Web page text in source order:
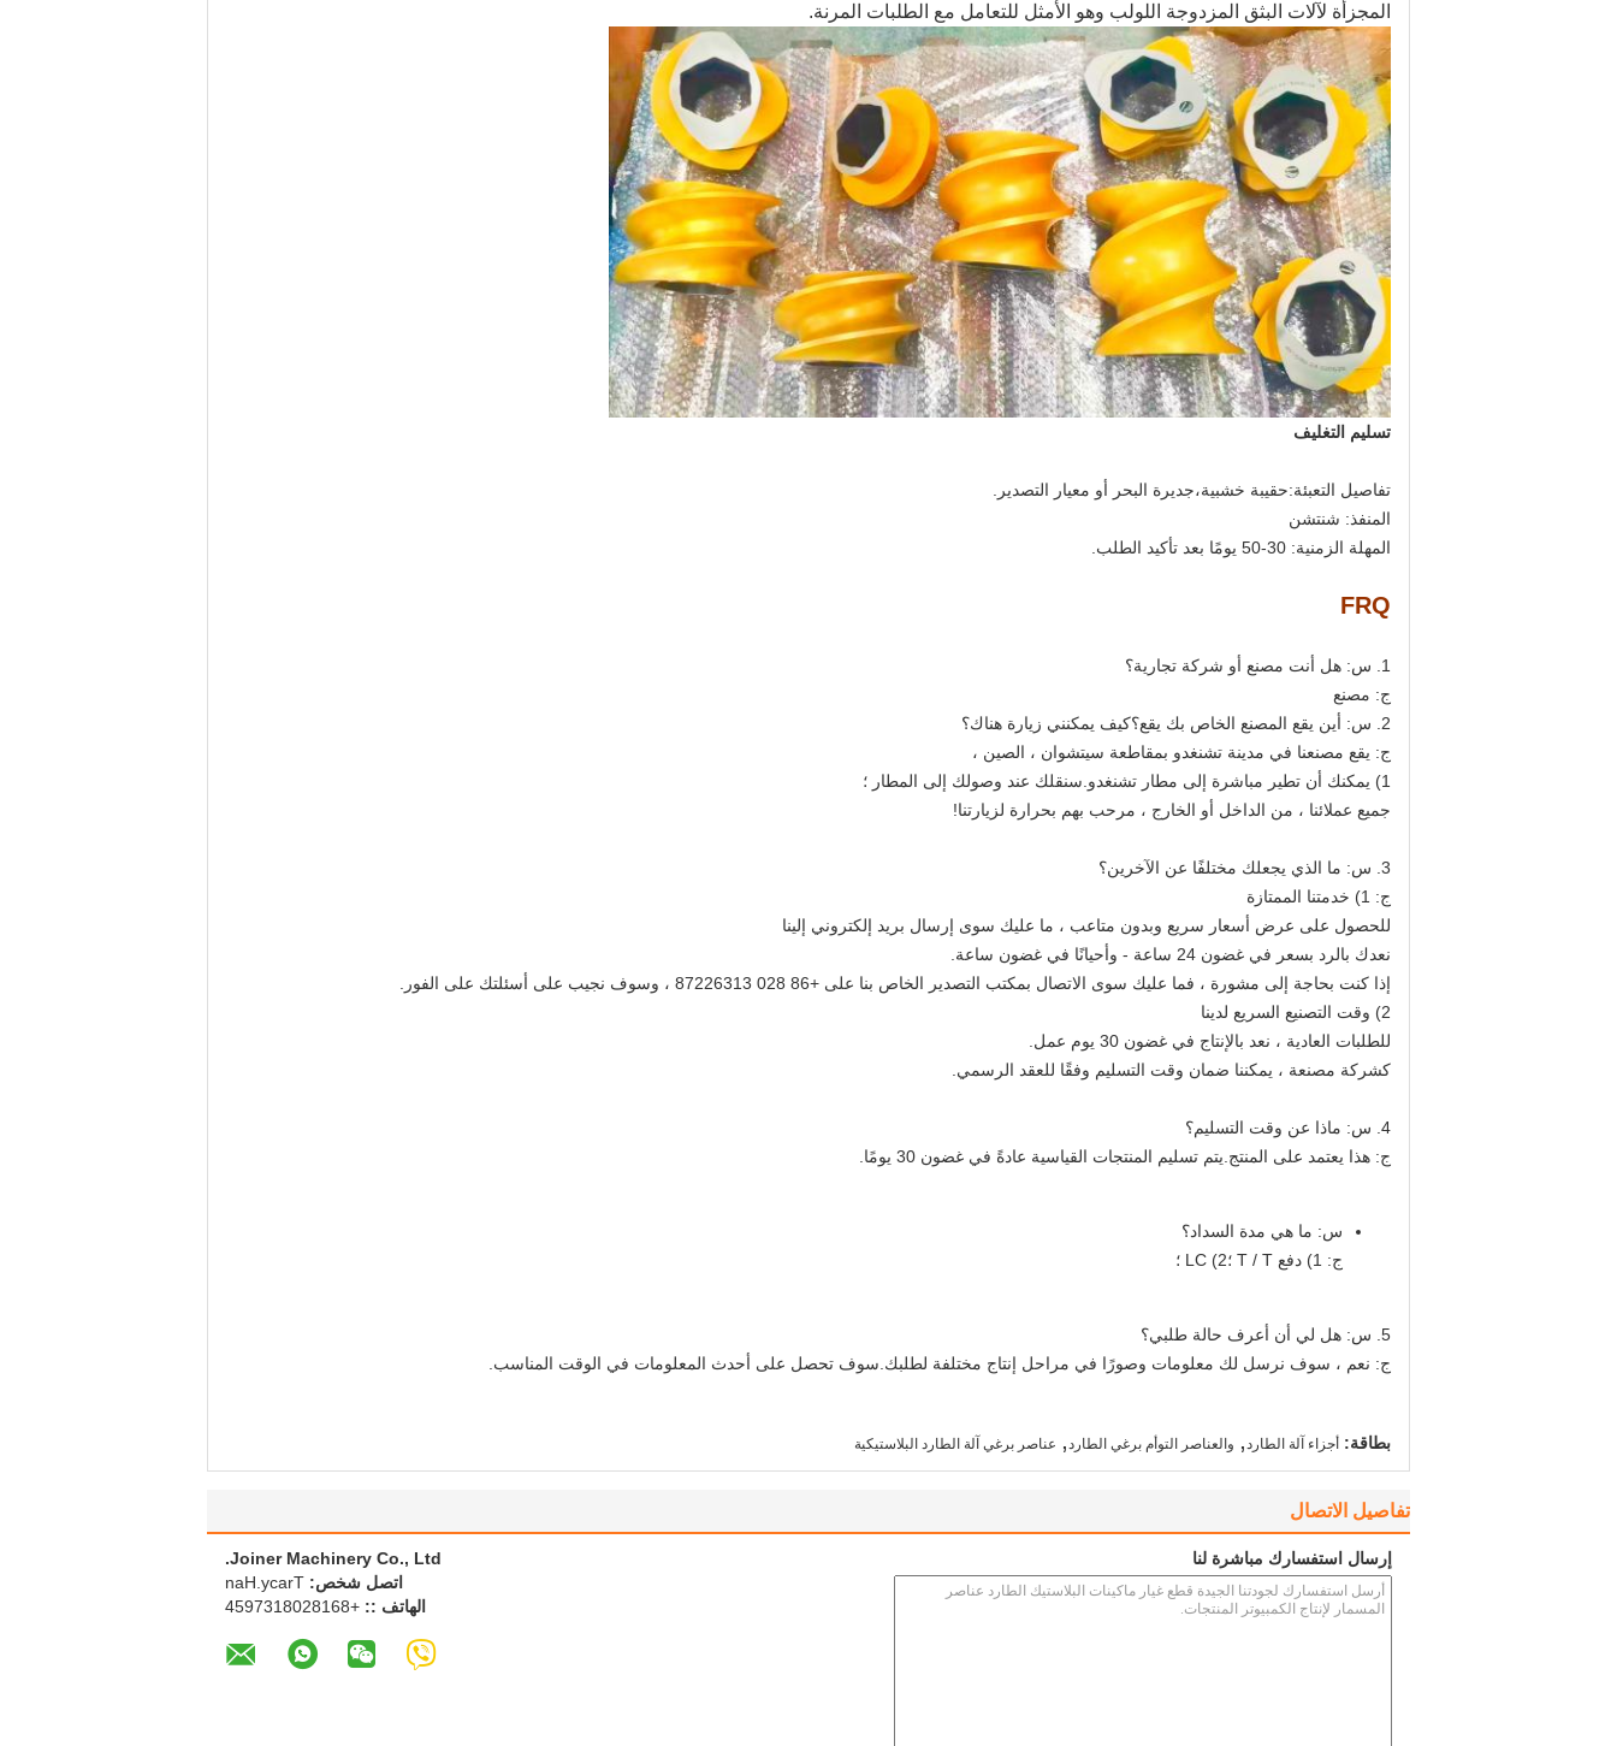
المجزأة لآلات البثق المزدوجة اللولب وهو الأمثل للتعامل مع الطلبات المرنة.
تسليم التغليف
تفاصيل التعبئة:حقيبة خشبية،جديرة البحر أو معيار التصدير.
المنفذ: شنتشن
المهلة الزمنية: 30-50 يومًا بعد تأكيد الطلب.
FRQ
1. س: هل أنت مصنع أو شركة تجارية؟
ج: مصنع
2. س: أين يقع المصنع الخاص بك يقع؟كيف يمكنني زيارة هناك؟
ج: يقع مصنعنا في مدينة تشنغدو بمقاطعة سيتشوان ، الصين ،
1) يمكنك أن تطير مباشرة إلى مطار تشنغدو.سنقلك عند وصولك إلى المطار ؛
جميع عملائنا ، من الداخل أو الخارج ، مرحب بهم بحرارة لزيارتنا!
3. س: ما الذي يجعلك مختلفًا عن الآخرين؟
ج: 1) خدمتنا الممتازة
للحصول على عرض أسعار سريع وبدون متاعب ، ما عليك سوى إرسال بريد إلكتروني إلينا
نعدك بالرد بسعر في غضون 24 ساعة - وأحيانًا في غضون ساعة.
إذا كنت بحاجة إلى مشورة ، فما عليك سوى الاتصال بمكتب التصدير الخاص بنا على +86 028 87226313 ، وسوف نجيب على أسئلتك على الفور.
2) وقت التصنيع السريع لدينا
للطلبات العادية ، نعد بالإنتاج في غضون 30 يوم عمل.
كشركة مصنعة ، يمكننا ضمان وقت التسليم وفقًا للعقد الرسمي.
4. س: ماذا عن وقت التسليم؟
ج: هذا يعتمد على المنتج.يتم تسليم المنتجات القياسية عادةً في غضون 30 يومًا.
س: ما هي مدة السداد؟
ج: 1) دفع T / T ؛2) LC ؛
5. س: هل لي أن أعرف حالة طلبي؟
ج: نعم ، سوف نرسل لك معلومات وصورًا في مراحل إنتاج مختلفة لطلبك.سوف تحصل على أحدث المعلومات في الوقت المناسب.
بطاقة: أجزاء آلة الطارد, والعناصر التوأم برغي الطارد, عناصر برغي آلة الطارد البلاستيكية
تفاصيل الاتصال
Joiner Machinery Co., Ltd.
اتصل شخص: Tracy.Han
الهاتف :: +8618208137954
إرسال استفسارك مباشرة لنا